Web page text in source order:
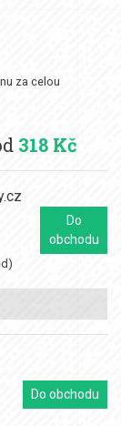
za celou
318 Kč
Do
obchodu
Do obchodu